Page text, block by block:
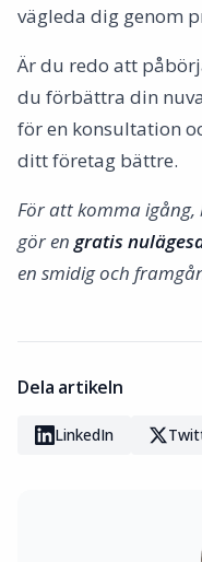
vägleda dig genom
Är du redo att
du förbättra din
för en konsultation
ditt företag bättre.
För att komma igång,
gör en gratis
en smidig och
Dela artikeln
LinkedIn